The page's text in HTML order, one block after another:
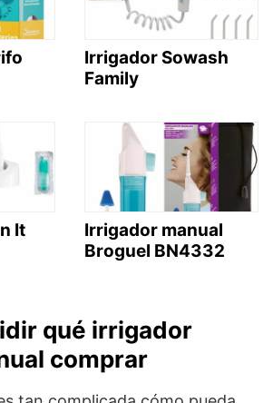
Irrigador Sowash
Family
It
Irrigador manual
Broguel BN4332
qué irrigador
comprar